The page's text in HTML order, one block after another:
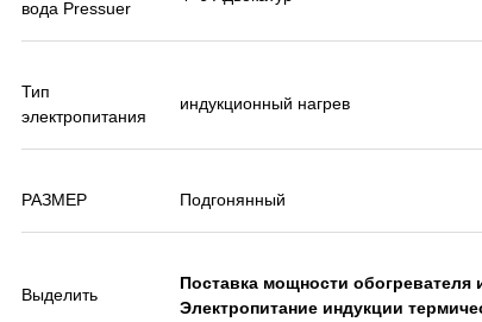
вода Pressuer
Тип
электропитания
индукционный нагрев
РАЗМЕР Подгонянный
Выделить
Поставка мощности обогревателя
Электропитание индукции